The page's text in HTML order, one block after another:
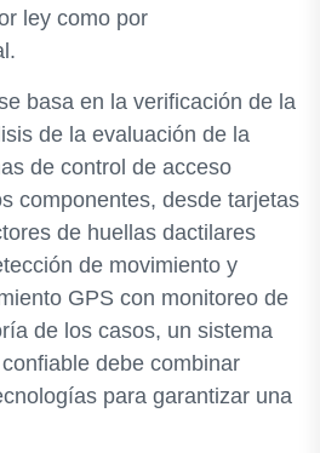
ley como por
basa en la verificación de la
de la evaluación de la
de control de acceso
componentes, desde tarjetas
de huellas dactilares
de movimiento y
GPS con monitoreo de
de los casos, un sistema
debe combinar
para garantizar una